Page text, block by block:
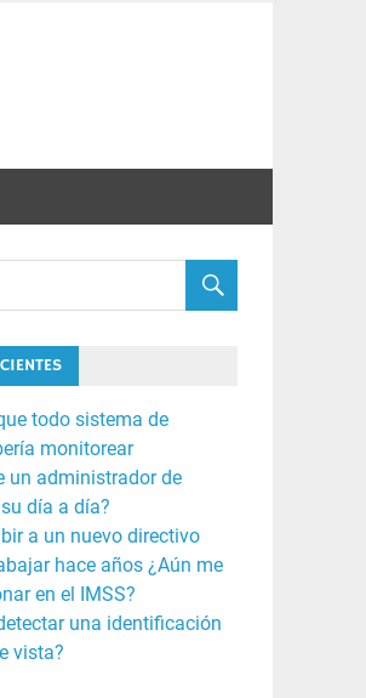
todo sistema de
monitorear
un administrador de
día a día?
a un nuevo directivo
hace años ¿Aún me
en el IMSS?
una identificación
vista?